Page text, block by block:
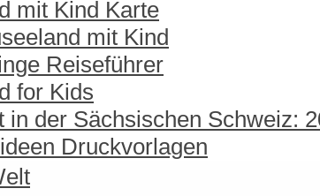
mit Kind Karte
mit Kind
Reiseführer
for Kids
in der Sächsischen Schweiz:
Druckvorlagen